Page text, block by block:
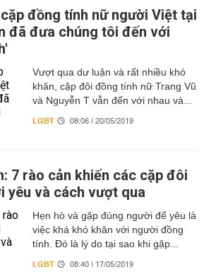
đồng tính nữ người Việt tại
đã đưa chúng tôi đến với
Vượt qua dư luận và rất nhiều khó
khăn, cặp đôi đồng tính nữ Trang Vũ
và Nguyễn T vẫn đến với nhau và...
LGBT 08:06 | 20/05/2019
7 rào cản khiến các cặp đôi
yêu và cách vượt qua
Hẹn hò và gặp đúng người để yêu là
việc khá khó khăn với người đồng
tính. Đó là lý do tại sao khi gặp...
LGBT 08:40 | 17/05/2019